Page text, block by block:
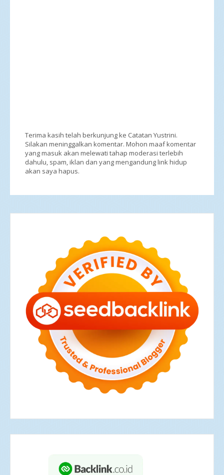
Terima kasih telah berkunjung ke Catatan Yustrini.
Silakan meninggalkan komentar. Mohon maaf komentar
yang masuk akan melewati tahap moderasi terlebih
dahulu, spam, iklan dan yang mengandung link hidup
akan saya hapus.